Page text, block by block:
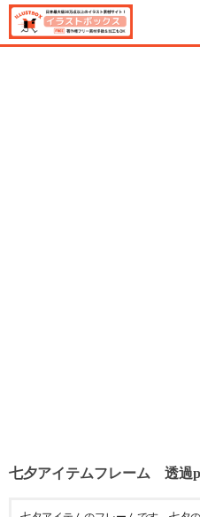
七夕アイテムフレーム 透過